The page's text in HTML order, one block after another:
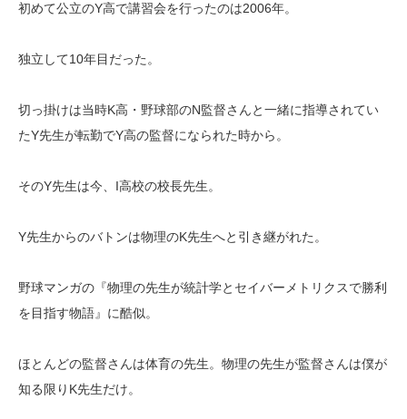
初めて公立のY高で講習会を行ったのは2006年。
独立して10年目だった。
切っ掛けは当時K高・野球部のN監督さんと一緒に指導されてい
たY先生が転勤でY高の監督になられた時から。
そのY先生は今、I高校の校長先生。
Y先生からのバトンは物理のK先生へと引き継がれた。
野球マンガの『物理の先生が統計学とセイバーメトリクスで勝利
を目指す物語』に酷似。
ほとんどの監督さんは体育の先生。物理の先生が監督さんは僕が
知る限りK先生だけ。